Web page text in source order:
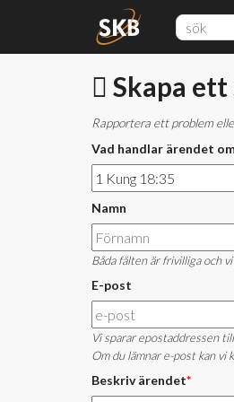
Skapa
Rapportera ett problem
Vad handlar ärendet
Namn
Båda fälten är frivilliga och
E-post
Vi sparar epostaddressen
Om du lämnar e-post kan
Beskriv ärendet*